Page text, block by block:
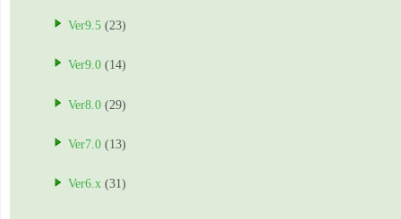
Ver9.5 (23)
Ver9.0 (14)
Ver8.0 (29)
Ver7.0 (13)
Ver6.x (31)